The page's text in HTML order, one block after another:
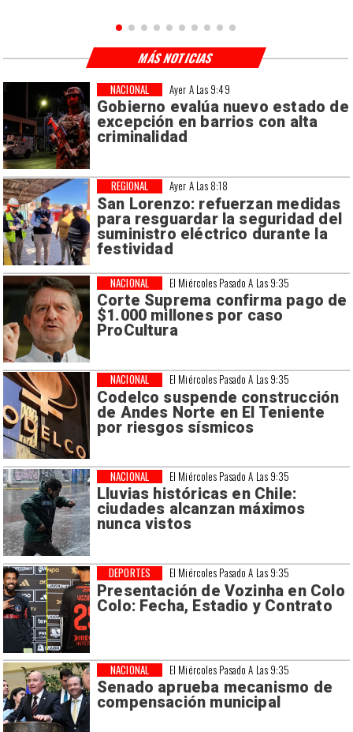
Ayer A Las 9:49
Gobierno evalúa nuevo estado de
excepción en barrios con alta
criminalidad
NACIONAL
Ayer A Las 8:18
San Lorenzo: refuerzan medidas
para resguardar la seguridad del
suministro eléctrico durante la
festividad
REGIONAL
El Miércoles Pasado A Las 9:35
Corte Suprema confirma pago de
$1.000 millones por caso
ProCultura
NACIONAL
El Miércoles Pasado A Las 9:35
Codelco suspende construcción
de Andes Norte en El Teniente
por riesgos sísmicos
NACIONAL
El Miércoles Pasado A Las 9:35
Lluvias históricas en Chile:
ciudades alcanzan máximos
nunca vistos
NACIONAL
El Miércoles Pasado A Las 9:35
Presentación de Vozinha en Colo
Colo: Fecha, Estadio y Contrato
DEPORTES
El Miércoles Pasado A Las 9:35
Senado aprueba mecanismo de
compensación municipal
NACIONAL
MÁS NOTICIAS